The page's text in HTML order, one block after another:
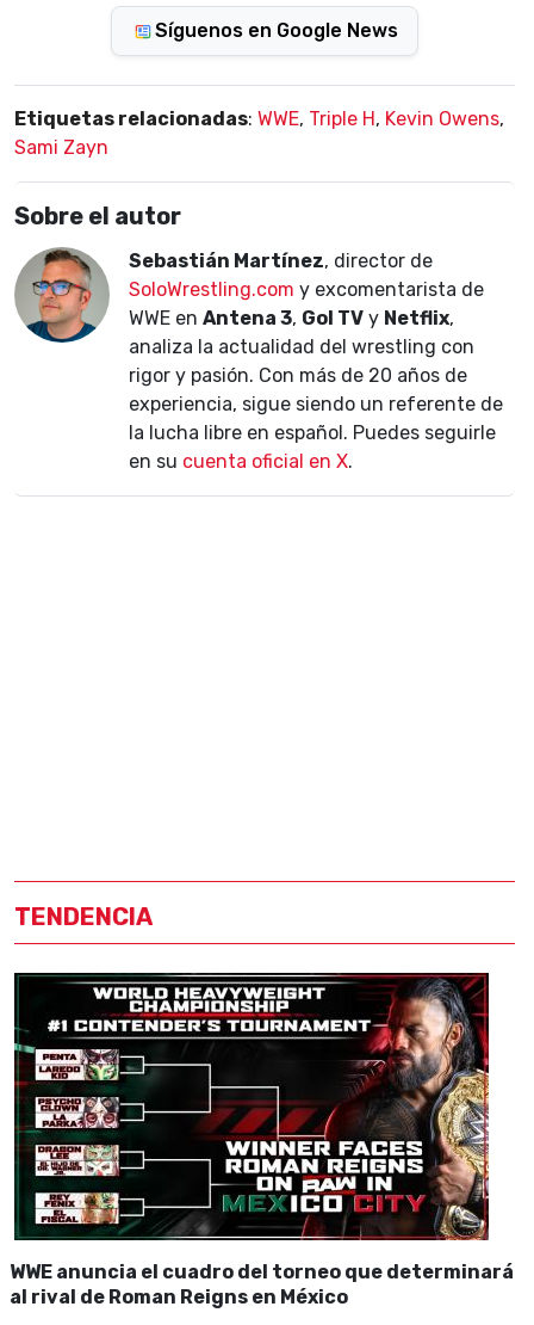
Síguenos en Google News
Etiquetas relacionadas: WWE, Triple H , Kevin Owens,
Sami Zayn
Sobre el autor
Sebastián Martínez, director de
SoloWrestling.com y excomentarista de
WWE en Antena 3, Gol TV y Netflix,
analiza la actualidad del wrestling con
rigor y pasión. Con más de 20 años de
experiencia, sigue siendo un referente de
la lucha libre en español. Puedes seguirle
en su cuenta oficial en X.
TENDENCIA
WWE anuncia el cuadro del torneo que determinará
al rival de Roman Reigns en México